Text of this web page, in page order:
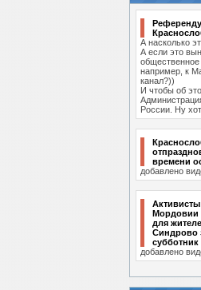
А насколько
А если это
например, к
канал?))
И чтобы об
России. Ну
времени
добавлено
Мордовии
для
Синдрово
субботник
добавлено